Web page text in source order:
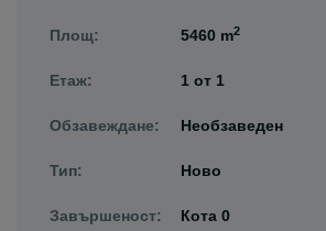
Площ: 5460 m2
Етаж: 1 от 1
Обзавеждане: Необзаведен
Тип: Ново
Завършеност: Кота 0